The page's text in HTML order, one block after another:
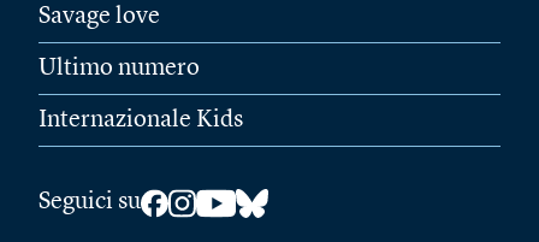
Savage love
Ultimo numero
Internazionale Kids
Seguici su